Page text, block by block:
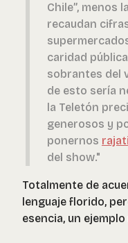
Chile”, menos
recaudan
caridad
sobrantes del
de esto sería
la Teletón
generosos y
ponernos
del show."
Totalmente de
lenguaje florido,
esencia, un